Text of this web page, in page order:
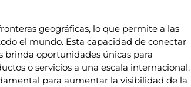
geográficas, lo que permite a las
el mundo. Esta capacidad de conectar
brinda oportunidades únicas para
o servicios a una escala internacional.
para aumentar la visibilidad de la